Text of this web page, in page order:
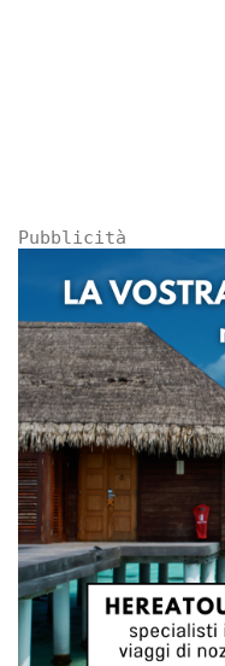
Pubblicità